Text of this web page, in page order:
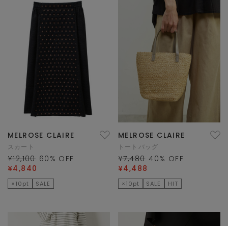
MELROSE CLAIRE
スカート
¥12,100 60 % OFF
¥4,840
×10pt SALE
MELROSE CLAIRE
トートバッグ
¥7,480 40% OFF
¥4,488
×10pt SALE HIT